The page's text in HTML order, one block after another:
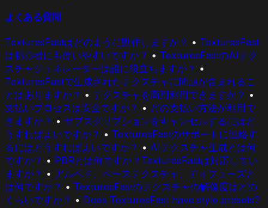
よくある質問
TexturesFastはどのように動作しますか？ • TexturesFast
は初心者にも使いやすいですか？ • TexturesFastのAIテク
スチャジェネレーターは誰に役立ちますか？ •
TexturesFastで生成されたテクスチャに問題が含まれるこ
とはありますか？ • テクスチャを商用利用できますか？ •
支払いプロセスは安全ですか？ • どの支払い方法が利用で
きますか？ • サブスクリプションをキャンセルするにはど
うすればよいですか？ • TexturesFastのサポートに連絡す
るにはどうすればよいですか？ • AIテクスチャ生成とは何
ですか？ • PBRとは何ですか？TexturesFastは対応してい
ますか？ • アルベド、ベーステクスチャ、ディフューズと
は何ですか？ • TexturesFastのテクスチャの解像度はどの
くらいですか？ • Does TexturesFast have style presets?